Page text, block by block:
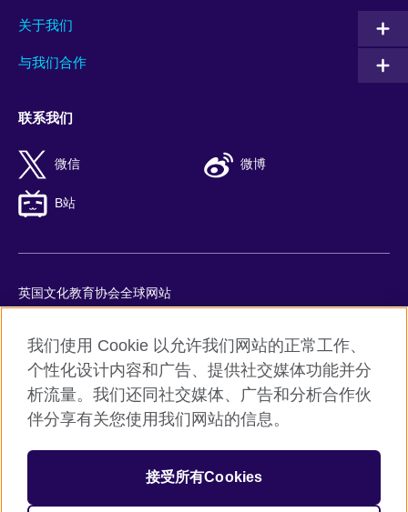
关于我们
与我们合作
联系我们
微信 微博
B站
英国文化教育协会全球网站
Cookie
网站地图
ICP number: 京ICP备10044692号-8
京公网安备11010502045859号
我们使用 Cookie 以允许我们网站的正常工作、
个性化设计内容和广告、提供社交媒体功能并分
析流量。我们还同社交媒体、广告和分析合作伙
伴分享有关您使用我们网站的信息。
接受所有Cookies